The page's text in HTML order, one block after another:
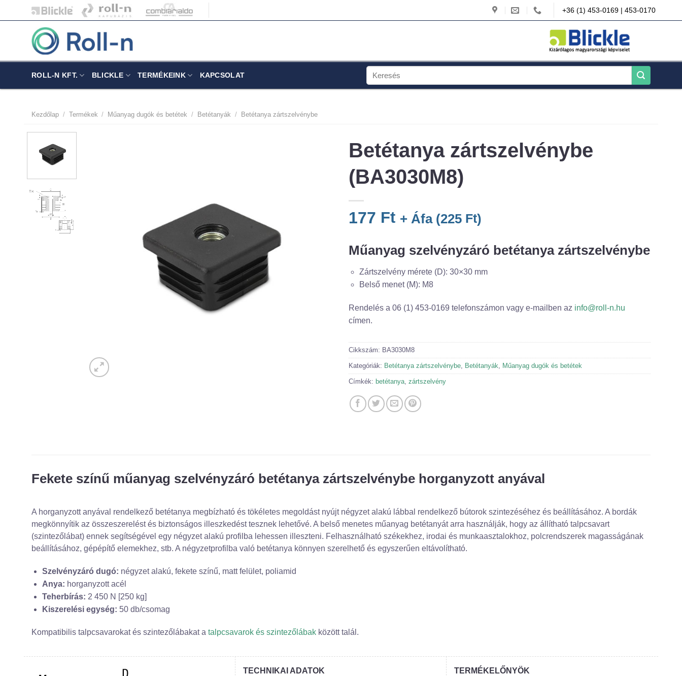
to
+36 (1) 453-0169 | 453-0170
ROLL-N KFT. BLICKLE TERMÉKEINK KAPCSOLAT
Keresés
következőre:
Kezdőlap / Termékek / Műanyag dugók és betétek / Betétanyák / Betétanya zártszelvénybe
Betétanya zártszelvénybe
(BA3030M8)
177 Ft + Áfa (225 Ft)
Műanyag szelvényzáró betétanya zártszelvénybe
Zártszelvény mérete (D): 30×30 mm
Belső menet (M): M8
Rendelés a 06 (1) 453-0169 telefonszámon vagy e-mailben az info@roll-n.hu
címen.
Cikkszám: BA3030M8
Kategóriák: Betétanya zártszelvénybe Betétanyák Műanyag dugók és betétek
Címkék: betétanya zártszelvény
Fekete színű műanyag szelvényzáró betétanya zártszelvénybe horganyzott anyával
A horganyzott anyával rendelkező betétanya megbízható és tökéletes megoldást nyújt négyzet alakú lábbal rendelkező bútorok szintezéséhez és beállításához. A bordák
megkönnyítik az összeszerelést és biztonságos illeszkedést tesznek lehetővé. A belső menetes műanyag betétanyát arra használják, hogy az állítható talpcsavart
(szintezőlábat) ennek segítségével egy négyzet alakú profilba lehessen illeszteni. Felhasználható székekhez, irodai és munkaasztalokhoz, polcrendszerek magasságának
beállításához, gépépítő elemekhez, stb. A négyzetprofilba való betétanya könnyen szerelhető és egyszerűen eltávolítható.
Szelvényzáró dugó: négyzet alakú, fekete színű, matt felület, poliamid
Anya: horganyzott acél
Teherbírás: 2 450 N [250 kg]
Kiszerelési egység: 50 db/csomag
Kompatibilis talpcsavarokat és szintezőlábakat a talpcsavarok és szintezőlábak között talál.
TECHNIKAI ADATOK TERMÉKELŐNYÖK